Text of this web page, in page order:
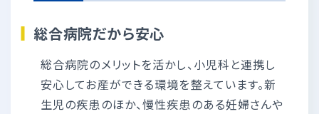
総合病院だから安心
総合病院のメリットを活かし、小児科と連携し
安心してお産ができる環境を整えています。新
生児の疾患のほか、慢性疾患のある妊婦さんや